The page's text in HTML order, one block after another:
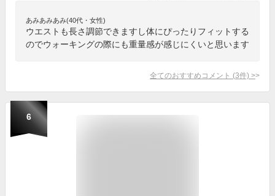
あみあみあみ(40代・女性)
ウエストも長さ調節できますし体にぴったりフィットする
のでウォーキングの際にも重量感が感じにくいと思います
全てのおすすめコメント (3件) >
6